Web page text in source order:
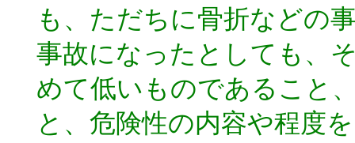
も、ただちに骨折などの
事故になったとしても、
めて低いものであること
と、危険性の内容や程度